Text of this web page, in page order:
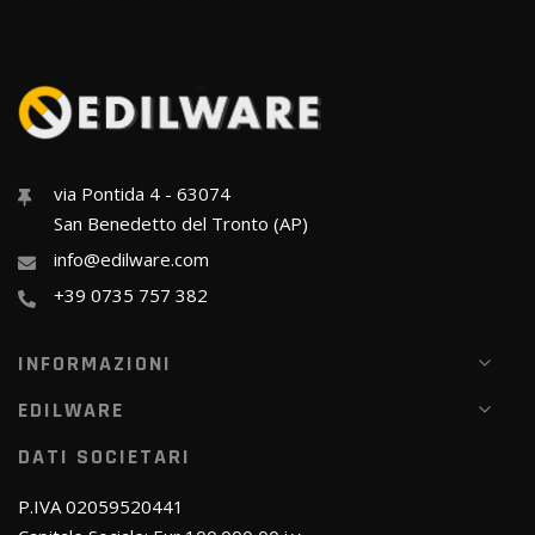
via Pontida 4 - 63074
San Benedetto del Tronto (AP)
info@edilware.com
+39 0735 757 382
INFORMAZIONI
EDILWARE
DATI SOCIETARI
P.IVA 02059520441